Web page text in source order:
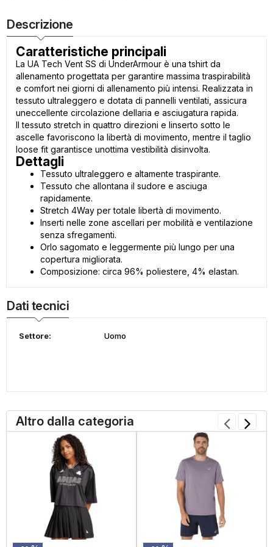
Descrizione
Caratteristiche principali
La UA Tech Vent SS di UnderArmour è una tshirt da
allenamento progettata per garantire massima traspirabilità
e comfort nei giorni di allenamento più intensi. Realizzata in
tessuto ultraleggero e dotata di pannelli ventilati, assicura
uneccellente circolazione dellaria e asciugatura rapida.
Il tessuto stretch in quattro direzioni e linserto sotto le
ascelle favoriscono la libertà di movimento, mentre il taglio
loose fit garantisce unottima vestibilità disinvolta.
Dettagli
Tessuto ultraleggero e altamente traspirante.
Tessuto che allontana il sudore e asciuga
rapidamente.
Stretch 4Way per totale libertà di movimento.
Inserti nelle zone ascellari per mobilità e ventilazione
senza sfregamenti.
Orlo sagomato e leggermente più lungo per una
copertura migliorata.
Composizione: circa 96% poliestere, 4% elastan.
Dati tecnici
Settore: Uomo
Altro dalla categoria